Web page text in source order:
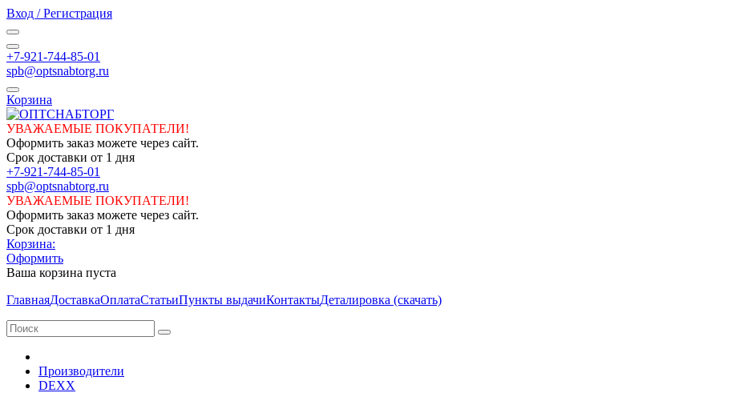
Вход / Регистрация
+7-921-744-85-01
spb@optsnabtorg.ru
Корзина
УВАЖАЕМЫЕ ПОКУПАТЕЛИ!
Оформить заказ можете через сайт.
Срок доставки от 1 дня
+7-921-744-85-01
spb@optsnabtorg.ru
УВАЖАЕМЫЕ ПОКУПАТЕЛИ!
Оформить заказ можете через сайт.
Срок доставки от 1 дня
Корзина:
Оформить
Ваша корзина пуста
ГлавнаяДоставкаОплатаСтатьиПункты выдачиКонтактыДеталировка (скачать)
Производители
DEXX